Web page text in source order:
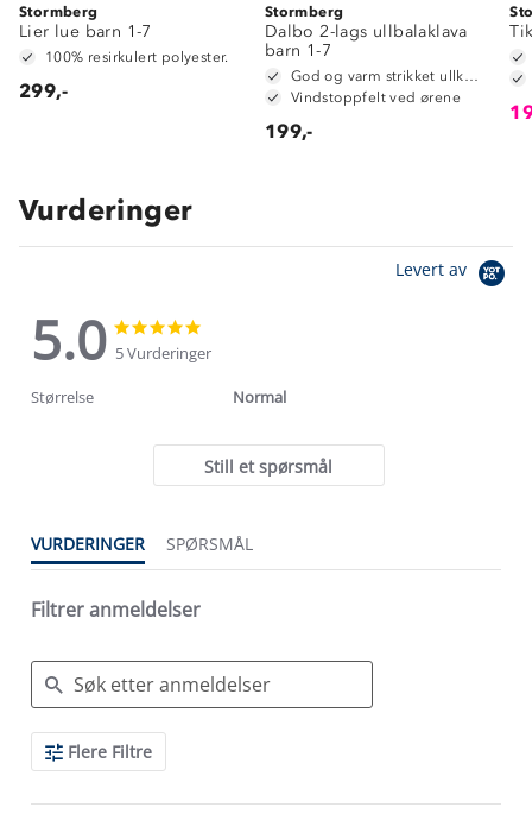
Stormberg
Lier lue barn 1-7
100% resirkulert polyester.
299,-
Stormberg
Dalbo 2-lags ullbalaklava
barn 1-7
Vindstoppfelt ved ørene
199,-
Vurderinger
Levert av
5.0
5.0
star
rating
star
5 Vurderinger
Størrelse Normal
Still et spørsmål
VURDERINGER SPØRSMÅL
Filtrer anmeldelser
Search
ReviewsFlere Filtre